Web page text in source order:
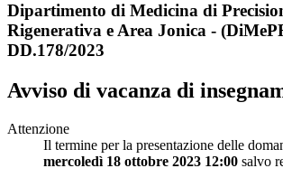
Dipartimento di Medicina di
Rigenerativa e Area Jonica -
DD.178/2023
Avviso di vacanza di
Attenzione
Il termine per la presentazione delle
mercoledì 18 ottobre 2023 12:00 salvo